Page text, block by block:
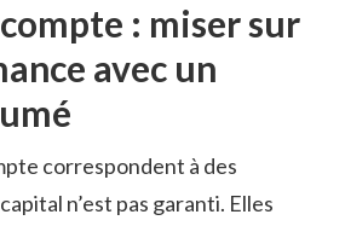
: miser sur
avec un
correspondent à des
n’est pas garanti. Elles